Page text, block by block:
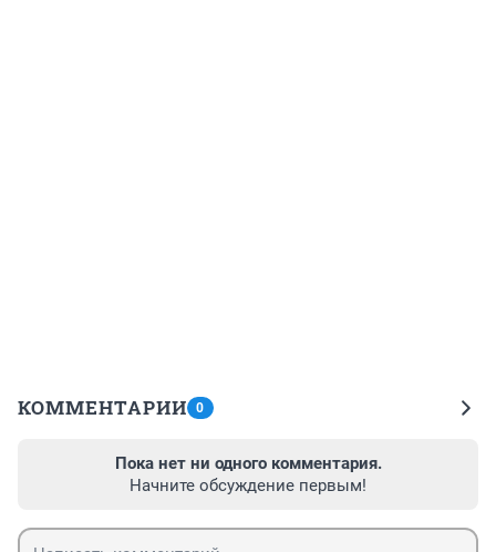
КОММЕНТАРИИ 0
Пока нет ни одного комментария.
Начните обсуждение первым!